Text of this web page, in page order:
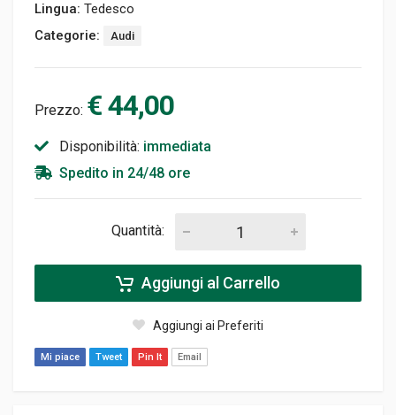
Lingua: Tedesco
Categorie:
Audi
Prezzo: € 44,00
Disponibilità: immediata
Spedito in 24/48 ore
Quantità:
Aggiungi al Carrello
Aggiungi ai Preferiti
Mi piace Tweet Pin It Email